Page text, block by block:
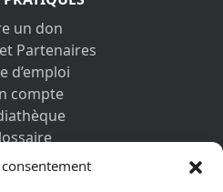
un don
Partenaires
d’emploi
compte
nous